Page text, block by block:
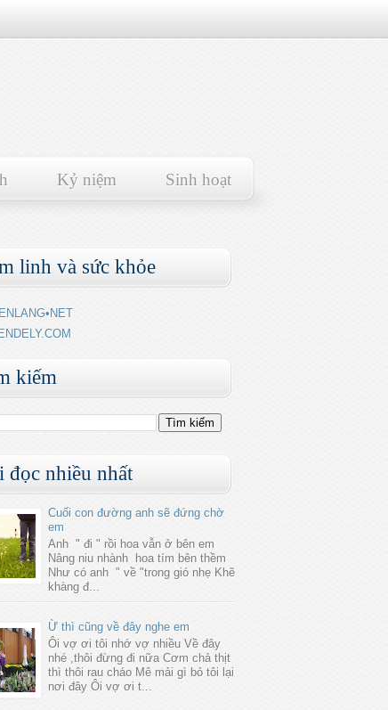
Kỷ niệm Sinh hoạt
linh và sức khỏe
kiếm
đọc nhiều nhất
Cuối con đường anh sẽ đứng chờ
em
Anh " đi " rồi hoa vẫn ở bên em
Nâng niu nhành hoa tím bên thềm
Như có anh " về "trong gió nhẹ Khẽ
khàng đ...
Ừ thì cũng về đây nghe em
Ôi vợ ơi tôi nhớ vợ nhiều Về đây
nhé ,thôi đừng đi nữa Cơm chả thịt
thì thôi rau cháo Mê mải gì bỏ tôi lại
nơi đây Ôi vợ ơi t...